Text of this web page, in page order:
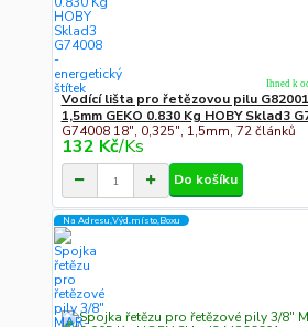
Vodící lišta pro řetězovou pilu
1,5mm GEKO 0.830 Kg HOBY Sklad3
G74008 18", 0,325", 1,5mm, 72 článků
132 Kč/Ks
Ihned k
Do košíku
Na Adresu,Výd.místo,Boxu